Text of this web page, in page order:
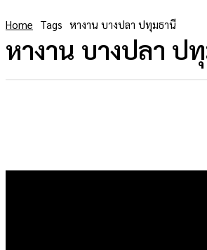
Home Tags หางาน บางปลา ปทุมธานี
หางาน บางปลา ป